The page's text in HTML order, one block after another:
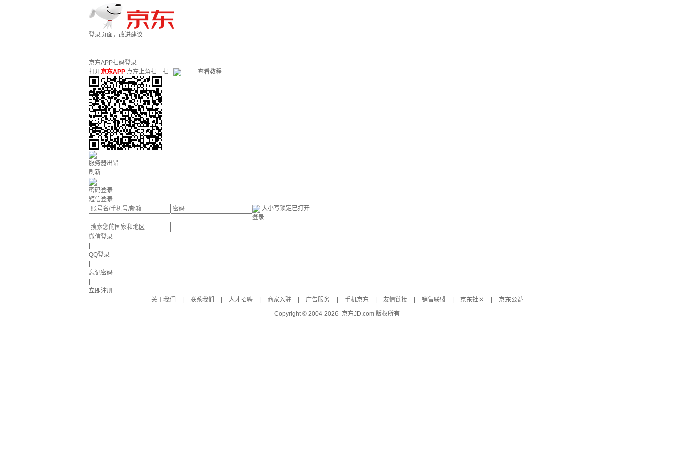
登录页面，改进建议
京东APP扫码登录
打开京东APP 点左上角扫一扫 查看教程
服务器出错
刷新
密码登录
短信登录
大小写锁定已打开
登录
微信登录
QQ登录
忘记密码
立即注册
关于我们
联系我们 人才招聘 商家入驻 广告服务 手机京东 友情链接 销售联盟 京东社区
京东公益
Copyright © 2004-2026 京东JD.com 版权所有